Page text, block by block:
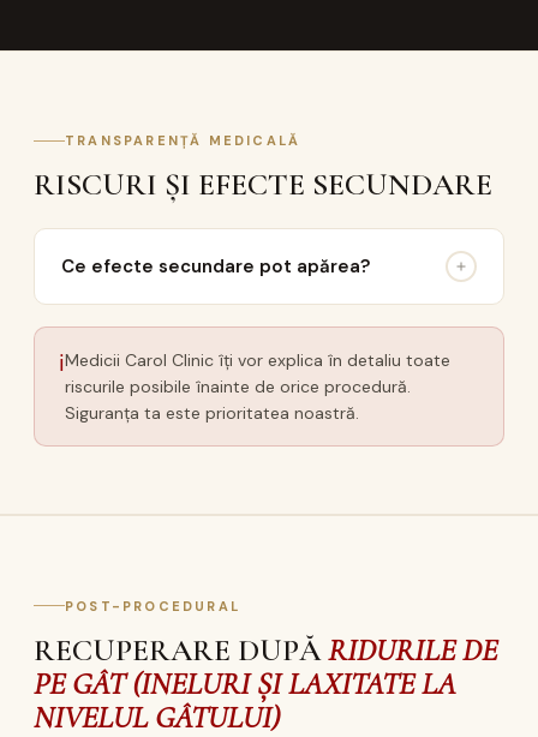
TRANSPARENȚĂ MEDICALĂ
RISCURI ȘI EFECTE SECUNDARE
Ce efecte secundare pot apărea?
ℹMedicii Carol Clinic îți vor explica în detaliu toate
riscurile posibile înainte de orice procedură.
Siguranța ta este prioritatea noastră.
POST-PROCEDURAL
RECUPERARE DUPĂRIDURILE DE
PE GÂT (INELURI ȘI LAXITATE LA
NIVELUL GÂTULUI)